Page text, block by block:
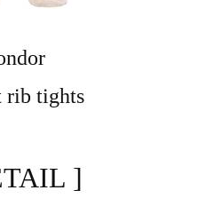
rib tights
]